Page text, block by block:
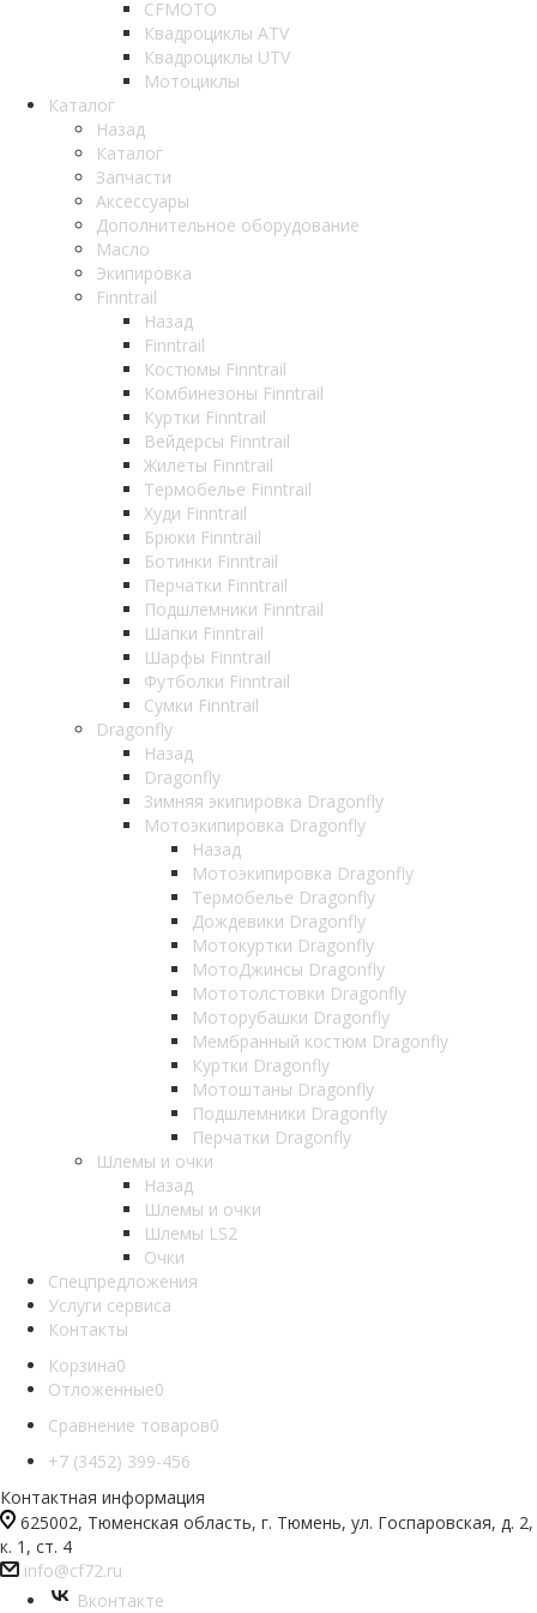
CFMOTO
Квадроциклы ATV
Квадроциклы UTV
Мотоциклы
Каталог
Назад
Каталог
Запчасти
Аксессуары
Дополнительное оборудование
Масло
Экипировка
Finntrail
Назад
Finntrail
Костюмы Finntrail
Комбинезоны Finntrail
Куртки Finntrail
Вейдерсы Finntrail
Жилеты Finntrail
Термобелье Finntrail
Худи Finntrail
Брюки Finntrail
Ботинки Finntrail
Перчатки Finntrail
Подшлемники Finntrail
Шапки Finntrail
Шарфы Finntrail
Футболки Finntrail
Сумки Finntrail
Dragonfly
Назад
Dragonfly
Зимняя экипировка Dragonfly
Мотоэкипировка Dragonfly
Назад
Мотоэкипировка Dragonfly
Термобелье Dragonfly
Дождевики Dragonfly
Мотокуртки Dragonfly
МотоДжинсы Dragonfly
Мототолстовки Dragonfly
Моторубашки Dragonfly
Мембранный костюм Dragonfly
Куртки Dragonfly
Мотоштаны Dragonfly
Подшлемники Dragonfly
Перчатки Dragonfly
Шлемы и очки
Назад
Шлемы и очки
Шлемы LS2
Очки
Спецпредложения
Услуги сервиса
Контакты
Корзина0
Отложенные0
Сравнение товаров0
+7 (3452) 399-456
Контактная информация
625002, Тюменская область, г. Тюмень, ул. Госпаровская, д. 2,
к. 1, ст. 4
info@cf72.ru
Вконтакте